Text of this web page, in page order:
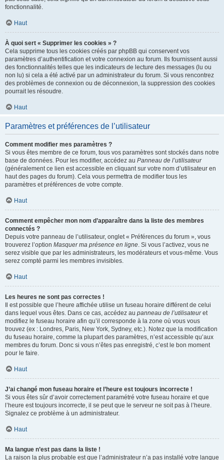
fonctionnalité.
Haut
À quoi sert « Supprimer les cookies » ?
Cela supprime tous les cookies créés par phpBB qui conservent vos
paramètres d’authentification et votre connexion au forum. Ils fournissent aussi
des fonctionnalités telles que les indicateurs de lecture des messages (lu ou
non lu) si cela a été activé par un administrateur du forum. Si vous rencontrez
des problèmes de connexion ou de déconnexion, la suppression des cookies
pourrait les résoudre.
Haut
Paramètres et préférences de l’utilisateur
Comment modifier mes paramètres ?
Si vous êtes membre de ce forum, tous vos paramètres sont stockés dans notre
base de données. Pour les modifier, accédez au Panneau de l’utilisateur
(généralement ce lien est accessible en cliquant sur votre nom d’utilisateur en
haut des pages du forum). Cela vous permettra de modifier tous les
paramètres et préférences de votre compte.
Haut
Comment empêcher mon nom d’apparaître dans la liste des membres
connectés ?
Depuis votre panneau de l’utilisateur, onglet « Préférences du forum », vous
trouverez l’option Masquer ma présence en ligne. Si vous l’activez, vous ne
serez visible que par les administrateurs, les modérateurs et vous-même. Vous
serez compté parmi les membres invisibles.
Haut
Les heures ne sont pas correctes !
Il est possible que l’heure affichée utilise un fuseau horaire différent de celui
dans lequel vous êtes. Dans ce cas, accédez au panneau de l’utilisateuret
modifiez le fuseau horaire afin qu’il corresponde à la zone où vous vous
trouvez (ex : Londres, Paris, New York, Sydney, etc.). Notez que la modification
du fuseau horaire, comme la plupart des paramètres, n’est accessible qu’aux
membres du forum. Donc si vous n’êtes pas enregistré, c’est le bon moment
pour le faire.
Haut
J’ai changé mon fuseau horaire et l’heure est toujours incorrecte !
Si vous êtes sûr d’avoir correctement paramétré votre fuseau horaire et que
l’heure est toujours incorrecte, il se peut que le serveur ne soit pas à l’heure.
Signalez ce problème à un administrateur.
Haut
Ma langue n’est pas dans la liste !
La raison la plus probable est que l’administrateur n’a pas installé votre langue